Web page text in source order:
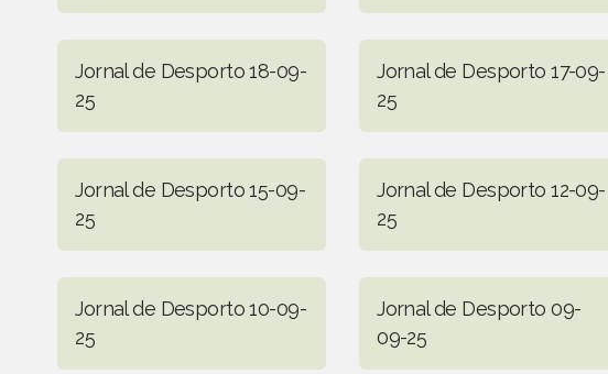
Jornal de Desporto 18-09-
25
Jornal de Desporto 17-09-
25
Jornal de Desporto 15-09-
25
Jornal de Desporto 12-09-
25
Jornal de Desporto 10-09-
25
Jornal de Desporto 09-
09-25